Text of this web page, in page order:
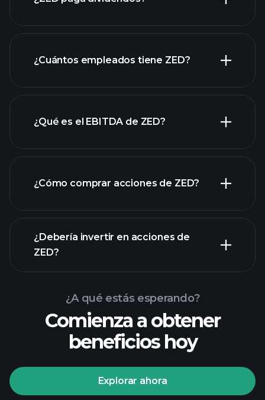
acciones de alto dividendo
¿Cuántos empleados tiene ZED?
¿Qué es el EBITDA de ZED?
informes financieros
¿Cómo comprar acciones de ZED?
Playtrade Tournaments
¿Debería invertir en acciones de
ZED?
¿A qué estás esperando?
Comienza a obtener
beneficios hoy
Explorar ahora